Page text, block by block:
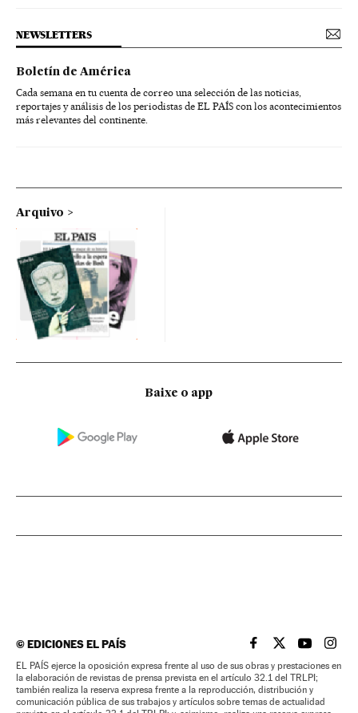
NEWSLETTERS
Boletín de América
Cada semana en tu cuenta de correo una selección de las noticias,
reportajes y análisis de los periodistas de EL PAÍS con los acontecimientos
más relevantes del continente.
Arquivo
Baixe o app
©EDICIONES EL PAÍS EL PAÍS BRASIL EN
EL PAÍSEL PAÍS
EL
EL PAÍS ejerce la oposición expresa frente al uso de sus obras y prestaciones en
la elaboración de revistas de prensa prevista en el artículo 32.1 del TRLPI;
también realiza la reserva expresa frente a la reproducción, distribución y
comunicación pública de sus trabajos y artículos sobre temas de actualidad